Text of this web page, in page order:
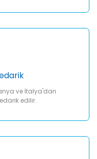
ve İtalya'dan
edilir.